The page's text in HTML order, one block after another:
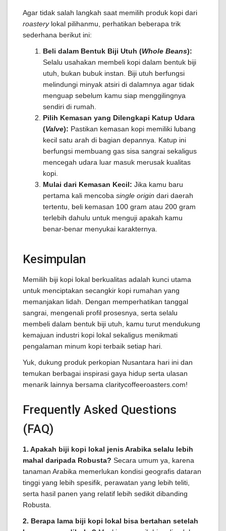
Agar tidak salah langkah saat memilih produk kopi dari
roasterylokal pilihanmu, perhatikan beberapa trik
sederhana berikut ini:
Beli dalam Bentuk Biji Utuh (Whole Beans):
Selalu usahakan membeli kopi dalam bentuk biji
utuh, bukan bubuk instan. Biji utuh berfungsi
melindungi minyak atsiri di dalamnya agar tidak
menguap sebelum kamu siap menggilingnya
sendiri di rumah.
Pilih Kemasan yang Dilengkapi Katup Udara
(Valve): Pastikan kemasan kopi memiliki lubang
kecil satu arah di bagian depannya. Katup ini
berfungsi membuang gas sisa sangrai sekaligus
mencegah udara luar masuk merusak kualitas
kopi.
Mulai dari Kemasan Kecil: Jika kamu baru
pertama kali mencoba single origin dari daerah
tertentu, beli kemasan 100 gram atau 200 gram
terlebih dahulu untuk menguji apakah kamu
benar-benar menyukai karakternya.
Kesimpulan
Memilih biji kopi lokal berkualitas adalah kunci utama
untuk menciptakan secangkir kopi rumahan yang
memanjakan lidah. Dengan memperhatikan tanggal
sangrai, mengenali profil prosesnya, serta selalu
membeli dalam bentuk biji utuh, kamu turut mendukung
kemajuan industri kopi lokal sekaligus menikmati
pengalaman minum kopi terbaik setiap hari.
Yuk, dukung produk perkopian Nusantara hari ini dan
temukan berbagai inspirasi gaya hidup serta ulasan
menarik lainnya bersama claritycoffeeroasters.com!
Frequently Asked Questions
(FAQ)
1. Apakah biji kopi lokal jenis Arabika selalu lebih
mahal daripada Robusta? Secara umum ya, karena
tanaman Arabika memerlukan kondisi geografis dataran
tinggi yang lebih spesifik, perawatan yang lebih teliti,
serta hasil panen yang relatif lebih sedikit dibanding
Robusta.
2. Berapa lama biji kopi lokal bisa bertahan setelah